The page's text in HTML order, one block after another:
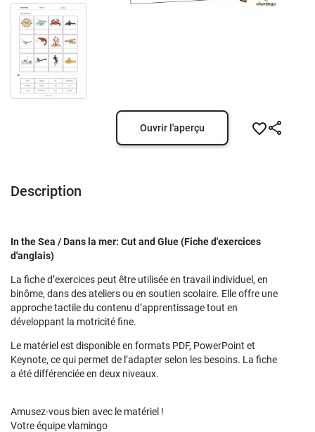
Ouvrir l'aperçu
Description
In the Sea / Dans la mer: Cut and Glue (Fiche d'exercices
d'anglais)
La fiche d’exercices peut être utilisée en travail individuel, en
binôme, dans des ateliers ou en soutien scolaire. Elle offre une
approche tactile du contenu d’apprentissage tout en
développant la motricité fine.
Le matériel est disponible en formats PDF, PowerPoint et
Keynote, ce qui permet de l’adapter selon les besoins. La fiche
a été différenciée en deux niveaux.
Amusez-vous bien avec le matériel !
Votre équipe vlamingo